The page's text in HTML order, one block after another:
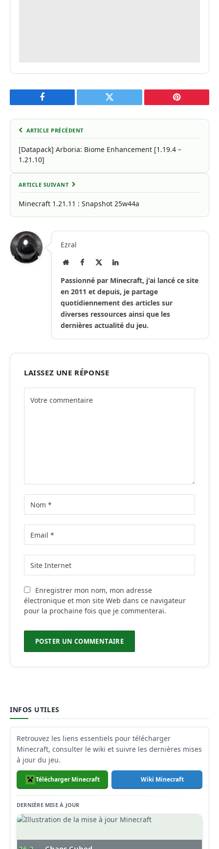
Facebook Twitter Pinterest
ARTICLE PRÉCÉDENT
[Datapack] Arboria: Biome Enhancement [1.19.4 –
1.21.10]
ARTICLE SUIVANT
Minecraft 1.21.11 : Snapshot 25w44a
Ezral
Site
Facebook LinkedIn
Passionné par Minecraft, j'ai lancé ce site
en 2011 et depuis, je partage
quotidiennement des articles sur
diverses ressources ainsi que les
dernières actualité du jeu.
LAISSEZ UNE RÉPONSE
Enregistrer mon nom, mon adresse
électronique et mon site Web dans ce navigateur
pour la prochaine fois que je commenterai.
INFOS UTILES
Retrouvez les liens essentiels pour télécharger
Minecraft, consulter le wiki et suivre les dernières mises
à jour du jeu.
Télécharger Minecraft Wiki Minecraft
DERNIÈRE MISE À JOUR